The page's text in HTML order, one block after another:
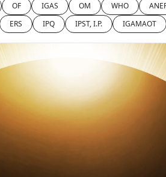
OF IGAS OM WHO
ERS IPQ IPST, I.P. IGAMAOT